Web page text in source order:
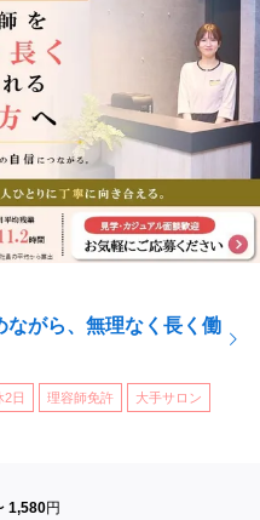
ながら、無理なく長く働
2日 理容師免許 大手サロン
1,580円